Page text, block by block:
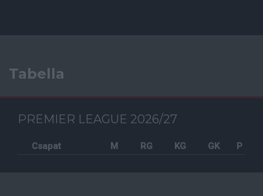
Tabella
PREMIER LEAGUE 2026/27
Csapat M RG KG GK P